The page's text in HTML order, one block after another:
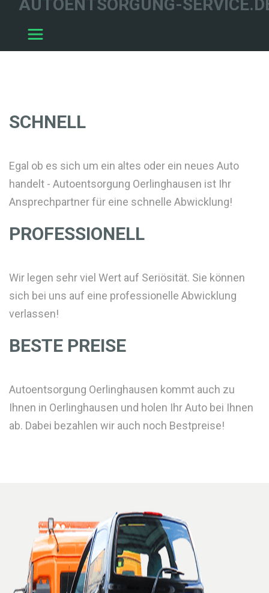
AUTOENTSORGUNG-
SCHNELL
Egal ob es sich um ein altes oder ein neues Auto
handelt - Autoentsorgung Oerlinghausen ist Ihr
Ansprechpartner für eine schnelle Abwicklung!
PROFESSIONELL
Wir legen sehr viel Wert auf Seriösität. Sie können
sich bei uns auf eine professionelle Abwicklung
verlassen!
BESTE PREISE
Autoentsorgung Oerlinghausen kommt auch zu
Ihnen in Oerlinghausen und holen Ihr Auto bei Ihnen
ab. Dabei bezahlen wir auch noch Bestpreise!